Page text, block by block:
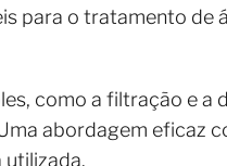
para o tratamento de
como a filtração e a
abordagem eficaz
utilizada.